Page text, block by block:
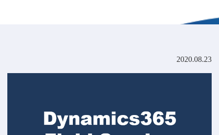
2020.08.23